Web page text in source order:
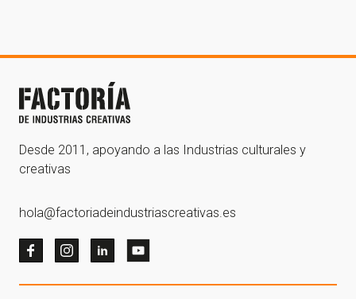
Desde 2011, apoyando a las Industrias culturales y
creativas
hola@factoriadeindustriascreativas.es